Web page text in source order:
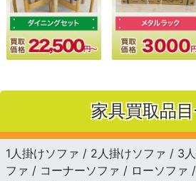
家具買取品
1人掛けソファ / 2人掛けソファ / 3
ファ / コーナーソファ / ローソファ